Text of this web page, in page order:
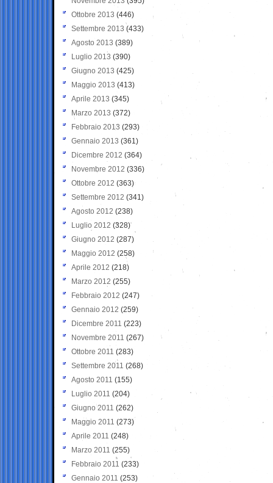
Ottobre 2013 (446)
Settembre 2013 (433)
Agosto 2013 (389)
Luglio 2013 (390)
Giugno 2013 (425)
Maggio 2013 (413)
Aprile 2013 (345)
Marzo 2013 (372)
Febbraio 2013 (293)
Gennaio 2013 (361)
Dicembre 2012 (364)
Novembre 2012 (336)
Ottobre 2012 (363)
Settembre 2012 (341)
Agosto 2012 (238)
Luglio 2012 (328)
Giugno 2012 (287)
Maggio 2012 (258)
Aprile 2012 (218)
Marzo 2012 (255)
Febbraio 2012 (247)
Gennaio 2012 (259)
Dicembre 2011 (223)
Novembre 2011 (267)
Ottobre 2011 (283)
Settembre 2011 (268)
Agosto 2011 (155)
Luglio 2011 (204)
Giugno 2011 (262)
Maggio 2011 (273)
Aprile 2011 (248)
Marzo 2011 (255)
Febbraio 2011 (233)
Gennaio 2011 (253)